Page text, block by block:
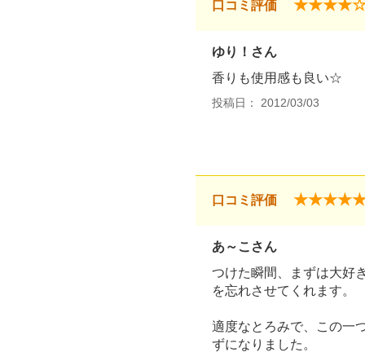
口コミ評価
ゆり！さん
香りも使用感も良い☆
投稿日： 2012/03/03
口コミ評価
あ～こさん
つけた瞬間、まずは大好
を忘れさせてくれます。
適度なとろみで、この一
ずになりました。